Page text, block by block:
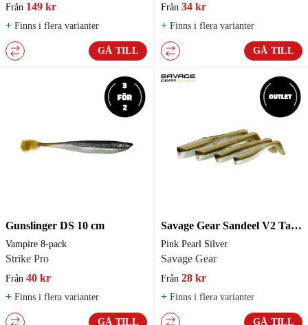
Från 149 kr
+ Finns i flera varianter
GÅ TILL
Från 34 kr
+ Finns i flera varianter
GÅ TILL
Gunslinger DS 10 cm
Vampire 8-pack
Strike Pro
Från 40 kr
+ Finns i flera varianter
GÅ TILL
Savage Gear Sandeel V2 Tail 5-pack
Pink Pearl Silver
Savage Gear
Från 28 kr
+ Finns i flera varianter
GÅ TILL